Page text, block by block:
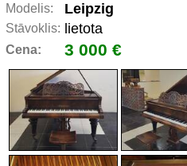
Modelis: Leipzig
Stāvoklis: lietota
Cena: 3 000 €